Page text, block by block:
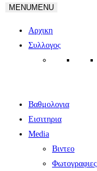
MENUMENU
Αρχικη
Συλλογος
Βαθμολογια
Εισιτηρια
Media
Βιντεο
Φωτογραφιες